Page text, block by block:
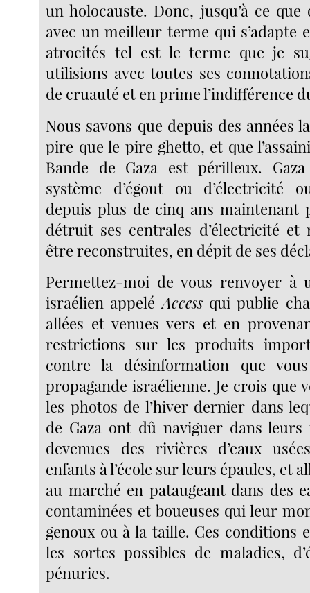
un holocauste. Donc, jusqu’à ce que
avec un meilleur terme qui s’adapte
atrocités tel est le terme que je
utilisions avec toutes ses
de cruauté et en prime l’indifférence
Nous savons que depuis des années
pire que le pire ghetto, et que
Bande de Gaza est périlleux.
système d’égout ou d’électricité
depuis plus de cinq ans maintenant
détruit ses centrales d’électricité et
être reconstruites, en dépit de ses
Permettez-moi de vous renvoyer à
israélien appeléAccessqui publie
allées et venues vers et en
restrictions sur les produits
contre la désinformation que
propagande israélienne. Je crois que
les photos de l’hiver dernier dans
de Gaza ont dû naviguer dans
devenues des rivières d’eaux
enfants à l’école sur leurs épaules, et
au marché en pataugeant dans des
contaminées et boueuses qui leur
genoux ou à la taille. Ces conditions
les sortes possibles de maladies,
pénuries.